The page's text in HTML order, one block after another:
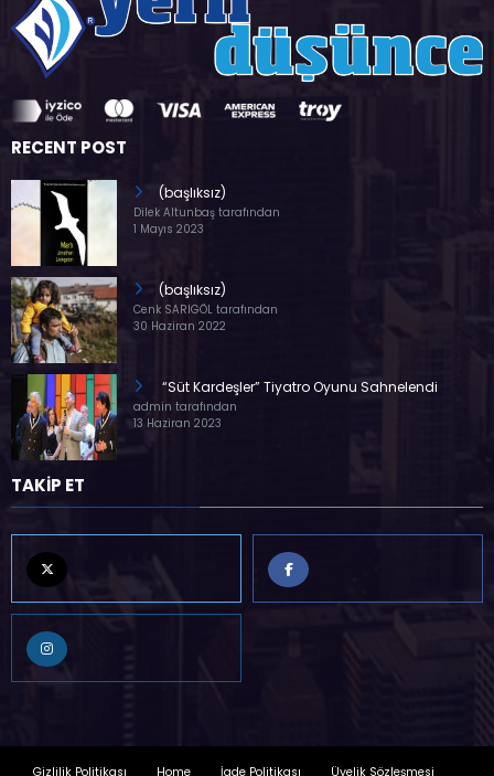
RECENT POST
(başlıksız)
Dilek Altunbaş tarafından
1 Mayıs 2023
(başlıksız)
Cenk SARIGÖL tarafından
30 Haziran 2022
“Süt Kardeşler” Tiyatro Oyunu Sahnelendi
admin tarafından
13 Haziran 2023
TAKİP ET
Gizlilik Politikası Home İade Politikası Üyelik Sözleşmesi